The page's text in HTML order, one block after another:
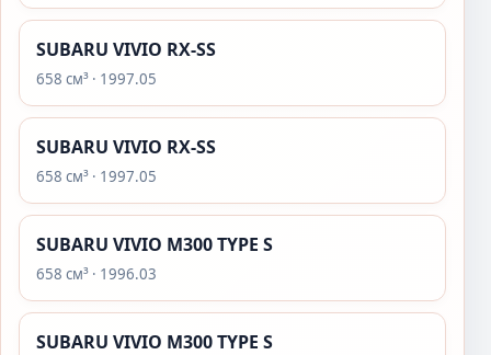
SUBARU VIVIO RX-SS
658 см³ · 1997.05
SUBARU VIVIO RX-SS
658 см³ · 1997.05
SUBARU VIVIO M300 TYPE S
658 см³ · 1996.03
SUBARU VIVIO M300 TYPE S